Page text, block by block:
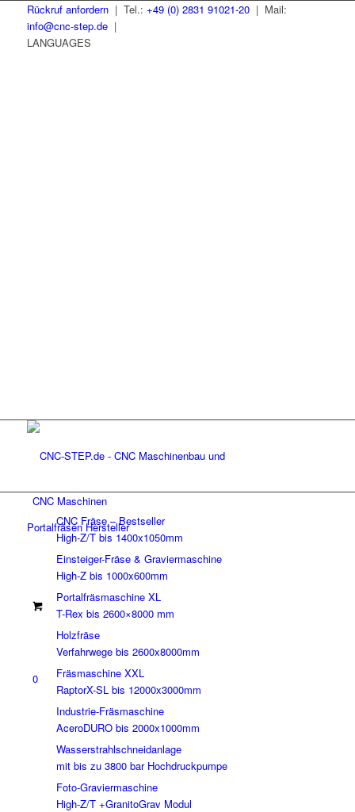
Rückruf anfordern| Tel.: +49 (0) 2831 91021-20| Mail:
info@cnc-step.de|
LANGUAGES
0
CNC Maschinen
CNC Fräse – Bestseller
High-Z/T bis 1400x1050mm
Einsteiger-Fräse & Graviermaschine
High-Z bis 1000x600mm
Portalfräsmaschine XL
T-Rex bis 2600×8000 mm
Holzfräse
Verfahrwege bis 2600x8000mm
Fräsmaschine XXL
RaptorX-SL bis 12000x3000mm
Industrie-Fräsmaschine
AceroDURO bis 2000x1000mm
Wasserstrahlschneidanlage
mit bis zu 3800 bar Hochdruckpumpe
Foto-Graviermaschine
High-Z/T +GranitoGrav Modul